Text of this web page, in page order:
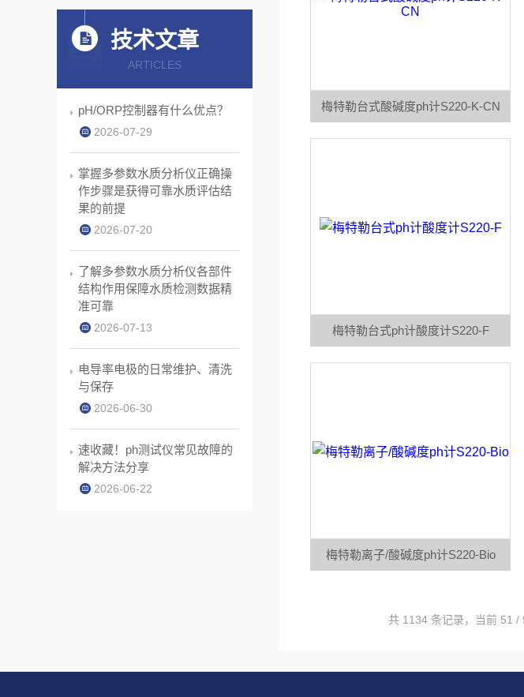
技术文章
ARTICLES
pH/ORP控制器有什么优点？
2026-07-29
掌握多参数水质分析仪正确操
作步骤是获得可靠水质评估结
果的前提
2026-07-20
了解多参数水质分析仪各部件
结构作用保障水质检测数据精
准可靠
2026-07-13
电导率电极的日常维护、清洗
与保存
2026-06-30
速收藏！ph测试仪常见故障的
解决方法分享
2026-06-22
梅特勒台式酸碱度ph计S220-K-CN
梅特勒台式ph计酸度计S220-F
梅特勒离子/酸碱度ph计S220-Bio
共 1134 条记录，当前 51 /